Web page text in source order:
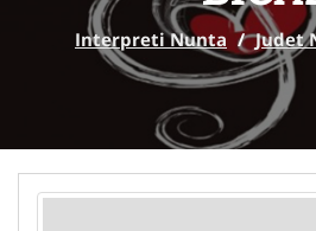
Interpreti Nunta / Judet